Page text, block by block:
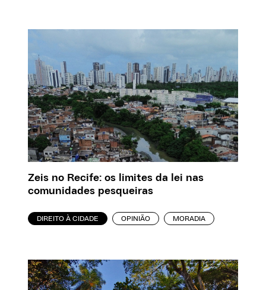
Zeis no Recife: os limites da lei nas
comunidades pesqueiras
DIREITO À CIDADE OPINIÃO MORADIA